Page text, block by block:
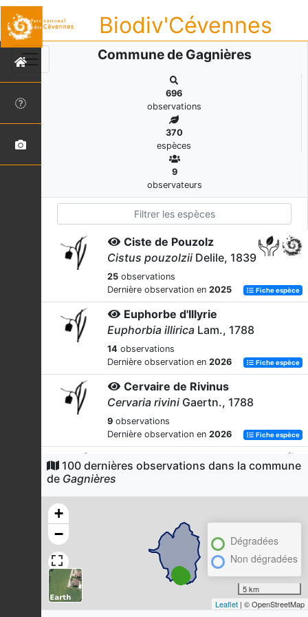
Biodiv'Cévennes
Commune de Gagnières
696
observations
370
espèces
9
observateurs
Ciste de Pouzolz
Cistus pouzolzii Delile, 1839
25 observations
Dernière observation en 2025 Fiche espèce
Euphorbe d'Illyrie
Euphorbia illirica Lam., 1788
14 observations
Dernière observation en 2026 Fiche espèce
Cervaire de Rivinus
Cervaria rivini Gaertn., 1788
9 observations
Dernière observation en 2026 Fiche espèce
Euphorbe de Duval
Euphorbia duvalii
Lecoq &
Lamotte, 1847
Dernière observation en
Bourdaine
Frangula alnus
Mill., 1768
observations
Fiche espèce
100 dernières observations dans la commune
de Gagnières
+
−
Dégradées
Non dégradées
5 km
Leaflet | © OpenStreetMap